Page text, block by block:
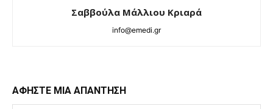
Σαββούλα Μάλλιου Κριαρά
info@emedi.gr
ΑΦΗΣΤΕ ΜΙΑ ΑΠΑΝΤΗΣΗ